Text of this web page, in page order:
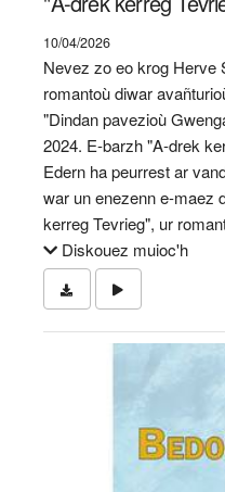
10/04/2026
Nevez zo eo krog Herve
romantoù diwar
"Dindan pavezioù
2024. E-barzh "A-drek
Edern ha peurrest ar
war un enezenn e-maez
kerreg Tevrieg", ur
Diskouez muioc'h